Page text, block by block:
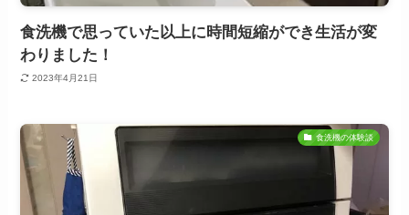
食洗機で思っていた以上に時間短縮ができ生活が変
わりました！
2023年4月21日
食洗機の体験談